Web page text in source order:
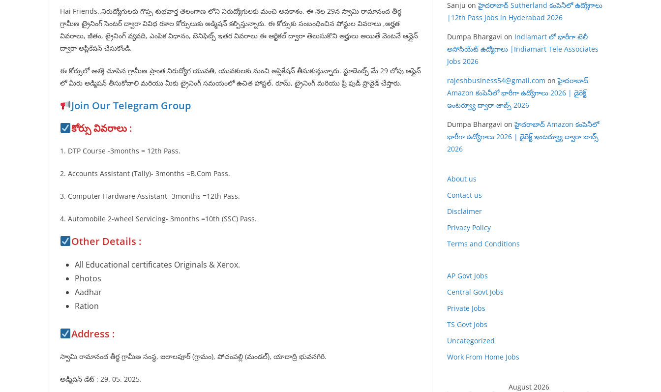
Hai Friends..నిరుద్యోగులకు గొప్ప శుభవార్త తెలంగాణ లోని నిరుద్యోగులకు మంచి అవకాశం. ఈ నెల 29న స్వామి రామానంద తీర్థ
గ్రామీణ ట్రైనింగ్ సెంటర్ ద్వారా వివిధ రకాల కోర్సులుకు అడ్మిషన్ కల్పిస్తున్నారు. ఈ కోర్సుకు సంబంధించిన పోస్టుల వివరాలు ,అర్హత
వివరాలు, జీతం, ట్రైనింగ్ వ్యవది, ఎంపిక విధానం, బెనిఫిట్స్ ఇతర వివరాలు ఈ ఆర్టికల్ ద్వారా తెలుసుకొని అర్హులు అయితే వెంటనే ఆన్లైన్
ద్వారా అప్లికేషన్ చేసుకోండి.
ఈ కోర్సులో ఆశక్తి చూపిన గ్రామీణ ప్రాంత నిరుద్యోగ యువతి, యువకులకు నుంచి అప్లికేషన్ తీసుకున్తున్నారు. స్టూడెంట్స్ మే 29 లోపు ఆఫ్లైన్
లో మీరు అడ్మిషన్ తీసుకోవాలి మరియు మీకు ట్రైనింగ్ సమయంలో ఉచిత హాస్టల్, రూమ్, ట్రైనింగ్ మరియు ఫ్రీ ఫుడ్ ప్రొవైడ్ చేస్తారు.
Join Our Telegram Group
కోర్సు వివరాలు :
1. DTP Course -3months = 12th Pass.
2. Accounts Assistant (Tally)- 3months =B.Com Pass.
3. Computer Hardware Assistant -3months =12th Pass.
4. Automobile 2-wheel Servicing- 3months =10th (SSC) Pass.
Other Details :
All Educational certificates Originals & Xerox.
Photos
Aadhar
Ration
Address :
స్వామి రామానంద తీర్థ గ్రామీణ సంస్థ, జలాలపూర్ (గ్రామం), పోచంపల్లి (మండల్), యాదాద్రి భువనగిరి.
అడ్మిషన్ డేట్ : 29. 05. 2025.
Sanju onహైదరాబాద్ Sutherland కంపెనీలో ఉద్యోగాలు
|12th Pass Jobs in Hyderabad 2026
Dumpa Bhargavi on Indiamart లో భారీగా టెలీ
అసోసియేట్ ఉద్యోగాలు |Indiamart Tele Associates
Jobs 2026
rajeshbusiness54@gmail.com onహైదరాబాద్
Amazon కంపెనీలో భారీగా ఉద్యోగాలు 2026 | డైరెక్ట్
ఇంటర్వ్యూ ద్వారా జాబ్స్ 2026
Dumpa Bhargavi onహైదరాబాద్ Amazon కంపెనీలో
భారీగా ఉద్యోగాలు 2026 | డైరెక్ట్ ఇంటర్వ్యూ ద్వారా జాబ్స్
2026
About us
Contact us
Disclaimer
Privacy Policy
Terms and Conditions
AP Govt Jobs
Central Govt Jobs
Private Jobs
TS Govt Jobs
Uncategorized
Work From Home Jobs
August 2026